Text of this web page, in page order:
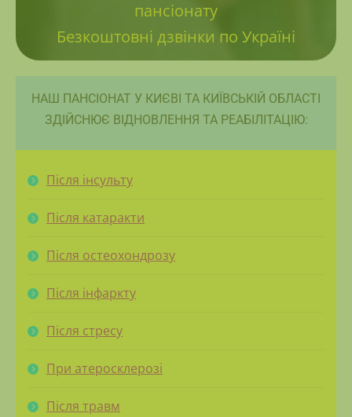
пансіонату
Безкоштовні дзвінки по Україні
НАШ ПАНСІОНАТ У КИЄВІ ТА КИЇВСЬКІЙ ОБЛАСТІ
ЗДІЙСНЮЄ ВІДНОВЛЕННЯ ТА РЕАБІЛІТАЦІЮ:
Після інсульту
Після катаракти
Після остеохондрозу
Після інфаркту
Після стресу
При атеросклерозі
Після травм